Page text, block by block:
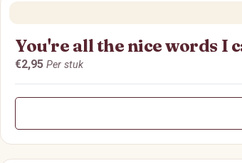
You're all the nice words I
€2,95 Per stuk